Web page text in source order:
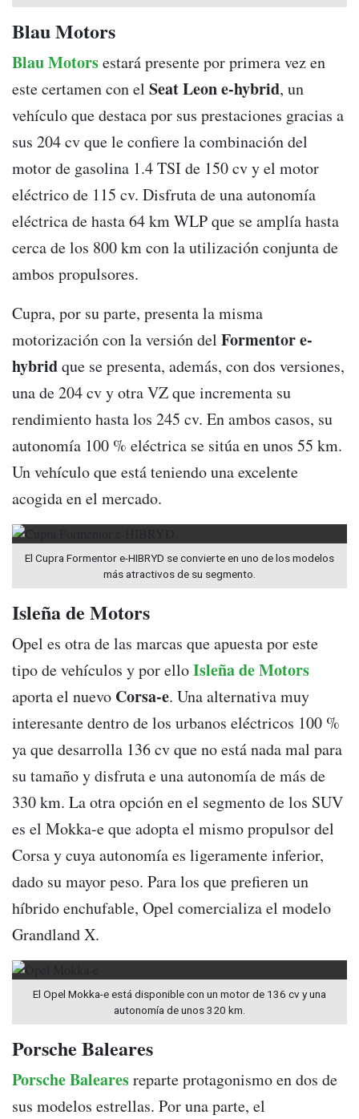
Blau Motors
Blau Motorsestará presente por primera vez en
este certamen con el Seat Leon e-hybrid, un
vehículo que destaca por sus prestaciones gracias a
sus 204 cv que le confiere la combinación del
motor de gasolina 1.4 TSI de 150 cv y el motor
eléctrico de 115 cv. Disfruta de una autonomía
eléctrica de hasta 64 km WLP que se amplía hasta
cerca de los 800 km con la utilización conjunta de
ambos propulsores.
Cupra, por su parte, presenta la misma
motorización con la versión del Formentor e-
hybridque se presenta, además, con dos versiones,
una de 204 cv y otra VZ que incrementa su
rendimiento hasta los 245 cv. En ambos casos, su
autonomía 100 % eléctrica se sitúa en unos 55 km.
Un vehículo que está teniendo una excelente
acogida en el mercado.
El Cupra Formentor e-HIBRYD se convierte en uno de los modelos
más atractivos de su segmento.
Isleña de Motors
Opel es otra de las marcas que apuesta por este
tipo de vehículos y por elloIsleña de Motors
aporta el nuevo Corsa-e. Una alternativa muy
interesante dentro de los urbanos eléctricos 100 %
ya que desarrolla 136 cv que no está nada mal para
su tamaño y disfruta e una autonomía de más de
330 km. La otra opción en el segmento de los SUV
es el Mokka-e que adopta el mismo propulsor del
Corsa y cuya autonomía es ligeramente inferior,
dado su mayor peso. Para los que prefieren un
híbrido enchufable, Opel comercializa el modelo
Grandland X.
El Opel Mokka-e está disponible con un motor de 136 cv y una
autonomía de unos 320 km.
Porsche Baleares
Porsche Balearesreparte protagonismo en dos de
sus modelos estrellas. Por una parte, el